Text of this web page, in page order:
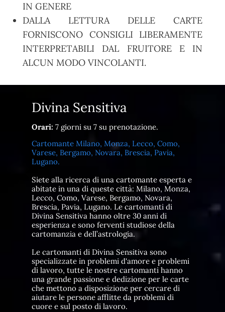
IN GENERE
DALLA LETTURA DELLE CARTE
FORNISCONO CONSIGLI LIBERAMENTE
INTERPRETABILI DAL FRUITORE E IN
ALCUN MODO VINCOLANTI.
Divina Sensitiva
Orari: 7 giorni su 7 su prenotazione.
Cartomante Milano, Monza, Lecco, Como,
Varese, Bergamo, Novara, Brescia, Pavia,
Lugano.
Siete alla ricerca di una cartomante esperta e
abitate in una di queste città: Milano, Monza,
Lecco, Como, Varese, Bergamo, Novara,
Brescia, Pavia, Lugano. Le cartomanti di
Divina Sensitiva hanno oltre 30 anni di
esperienza e sono ferventi studiose della
cartomanzia e dell’astrologia.
Le cartomanti di Divina Sensitiva sono
specializzate in problemi d'amore e problemi
di lavoro, tutte le nostre cartomanti hanno
una grande passione e dedizione per le carte
che mettono a disposizione per cercare di
aiutare le persone afflitte da problemi di
cuore e sul posto di lavoro.